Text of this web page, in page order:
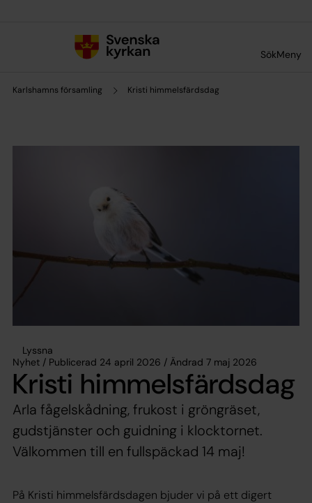
SökMeny
Karlshamns församling Kristi himmelsfärdsdag
Lyssna
Nyhet / Publicerad 24 april 2026 / Ändrad 7 maj 2026
Kristi himmelsfärdsdag
Arla fågelskådning, frukost i gröngräset,
gudstjänster och guidning i klocktornet.
Välkommen till en fullspäckad 14 maj!
På Kristi himmelsfärdsdagen bjuder vi på ett digert